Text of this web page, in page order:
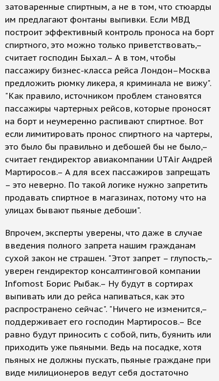
затоваренные спиртным, а не в том, что стюарды
им предлагают фонтаны выпивки. Если МВД
построит эффективный контроль проноса на борт
спиртного, это можно только приветствовать,–
считает господин Быхал.– А в том, чтобы
пассажиру бизнес-класса рейса Лондон–Москва
предложить рюмку ликера, я криминала не вижу".
"Как правило, источником проблем становятся
пассажиры чартерных рейсов, которые проносят
на борт и неумеренно распивают спиртное. Вот
если лимитировать пронос спиртного на чартеры,
это было бы правильно и дебошей бы не было,–
считает гендиректор авиакомпании UTAir Андрей
Мартиросов.– А для всех пассажиров запрещать
– это неверно. По такой логике нужно запретить
продавать спиртное в магазинах, потому что на
улицах бывают пьяные дебоши".
Впрочем, эксперты уверены, что даже в случае
введения полного запрета нашим гражданам
сухой закон не страшен. "Этот запрет – глупость,–
уверен гендиректор консалтинговой компании
Infomost Борис Рыбак.– Ну будут в сортирах
выпивать или до рейса напиваться, как это
распространено сейчас". "Ничего не изменится,–
поддерживает его господин Мартиросов.– Все
равно будут приносить с собой, пить, буянить или
приходить уже пьяными. Ведь на посадке, хотя
пьяных не должны пускать, пьяные граждане при
виде милиционеров ведут себя достаточно